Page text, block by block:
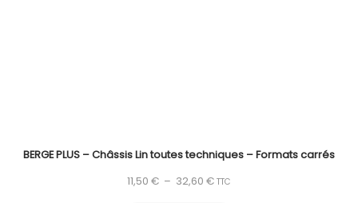
BERGE PLUS – Châssis Lin toutes techniques – Formats carrés
11,50 € – 32,60 € TTC